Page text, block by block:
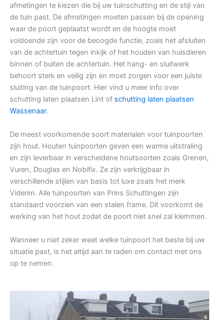
afmetingen te kiezen die bij uw tuinschutting en de stijl van
de tuin past. De afmetingen moeten passen bij de opening
waar de poort geplaatst wordt en de hoogte moet
voldoende zijn voor de beoogde functie, zoals het afsluiten
van de achtertuin tegen inkijk of het houden van huisdieren
binnen of buiten de achtertuin. Het hang- en sluitwerk
behoort sterk en veilig zijn en moet zorgen voor een juiste
sluiting van de tuinpoort. Hier vind u meer info over
schutting laten plaatsen Lint of schutting laten plaatsen
Wassenaar.
De meest voorkomende soort materialen voor tuinpoorten
zijn hout. Houten tuinpoorten geven een warme uitstraling
en zijn leverbaar in verscheidene houtsoorten zoals Grenen,
Vuren, Douglas en Nobifix. Ze zijn verkrijgbaar in
verschillende stijlen van basis tot luxe zoals het merk
Viderim. Alle tuinpoorten van Prins Schuttingen zijn
standaard voorzien van een stalen frame. Dit voorkomt de
werking van het hout zodat de poort niet snel zal klemmen.
Wanneer u niet zeker weet welke tuinpoort het beste bij uw
situatie past, is het altijd aan te raden om contact met ons
op te nemen.